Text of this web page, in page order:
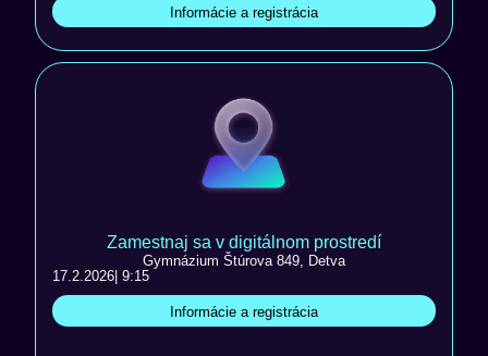
Informácie a registrácia
Zamestnaj sa v digitálnom prostredí
Gymnázium Štúrova 849, Detva
17.2.2026 | 9:15
Informácie a registrácia